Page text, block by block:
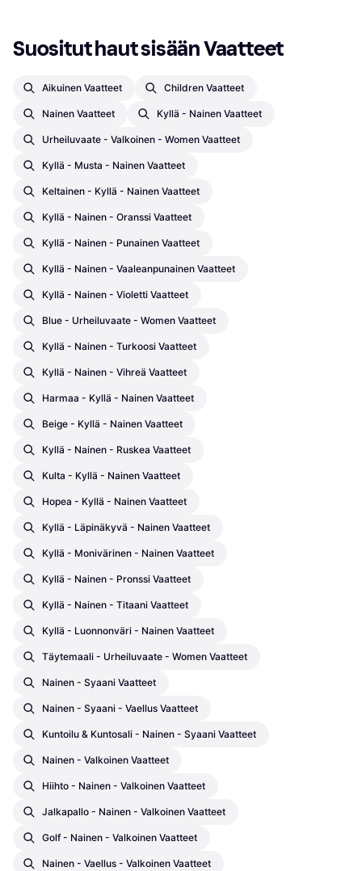
Suositut haut sisään Vaatteet
Aikuinen Vaatteet Children Vaatteet
Nainen Vaatteet Kyllä - Nainen Vaatteet
Urheiluvaate - Valkoinen - Women Vaatteet
Kyllä - Musta - Nainen Vaatteet
Keltainen - Kyllä - Nainen Vaatteet
Kyllä - Nainen - Oranssi Vaatteet
Kyllä - Nainen - Punainen Vaatteet
Kyllä - Nainen - Vaaleanpunainen Vaatteet
Kyllä - Nainen - Violetti Vaatteet
Blue - Urheiluvaate - Women Vaatteet
Kyllä - Nainen - Turkoosi Vaatteet
Kyllä - Nainen - Vihreä Vaatteet
Harmaa - Kyllä - Nainen Vaatteet
Beige - Kyllä - Nainen Vaatteet
Kyllä - Nainen - Ruskea Vaatteet
Kulta - Kyllä - Nainen Vaatteet
Hopea - Kyllä - Nainen Vaatteet
Kyllä - Läpinäkyvä - Nainen Vaatteet
Kyllä - Monivärinen - Nainen Vaatteet
Kyllä - Nainen - Pronssi Vaatteet
Kyllä - Nainen - Titaani Vaatteet
Kyllä - Luonnonväri - Nainen Vaatteet
Täytemaali - Urheiluvaate - Women Vaatteet
Nainen - Syaani Vaatteet
Nainen - Syaani - Vaellus Vaatteet
Kuntoilu & Kuntosali - Nainen - Syaani Vaatteet
Nainen - Valkoinen Vaatteet
Hiihto - Nainen - Valkoinen Vaatteet
Jalkapallo - Nainen - Valkoinen Vaatteet
Golf - Nainen - Valkoinen Vaatteet
Nainen - Vaellus - Valkoinen Vaatteet